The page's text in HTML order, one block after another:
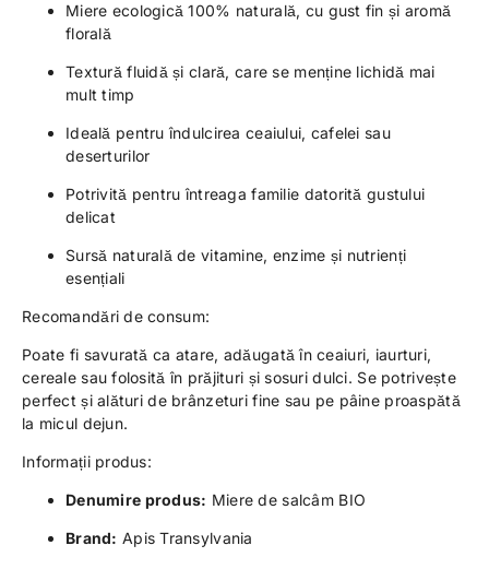
Miere ecologică 100% naturală, cu gust fin și aromă
florală
Textură fluidă și clară, care se menține lichidă mai
mult timp
Ideală pentru îndulcirea ceaiului, cafelei sau
deserturilor
Potrivită pentru întreaga familie datorită gustului
delicat
Sursă naturală de vitamine, enzime și nutrienți
esențiali
Recomandări de consum:
Poate fi savurată ca atare, adăugată în ceaiuri, iaurturi,
cereale sau folosită în prăjituri și sosuri dulci. Se potrivește
perfect și alături de brânzeturi fine sau pe pâine proaspătă
la micul dejun.
Informații produs:
Denumire produs: Miere de salcâm BIO
Brand: Apis Transylvania